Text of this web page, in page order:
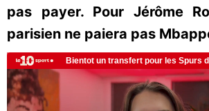
pas payer. Pour Jérôme
parisien ne paiera pas